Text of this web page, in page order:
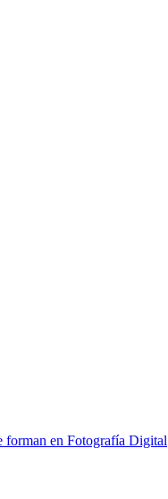
forman en Fotografía Digital